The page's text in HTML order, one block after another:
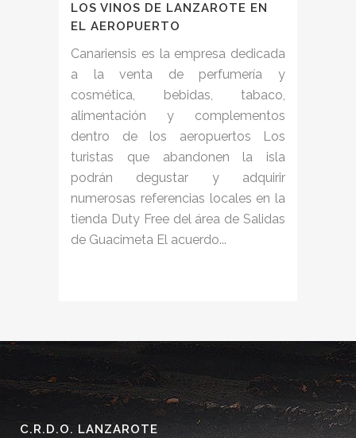
LOS VINOS DE LANZAROTE EN
EL AEROPUERTO
Canariensis es la empresa dedicada
a la venta de perfumería y
cosmética, bebidas, tabaco,
alimentación y complementos
dentro de los aeropuertos Los
turistas que abandonen la isla
podrán degustar y adquirir
numerosas referencias locales en la
tienda Duty Free del área de Salidas
de Guacimeta El acuerdo...
C.R.D.O. LANZAROTE